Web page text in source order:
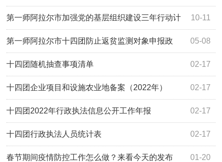
10-11
第一师阿拉尔市加强党的基层组织建设三年行动计
划（2023—2025年） 05-08
第一师阿拉尔市十四团防止返贫监测对象申报政
策“明白纸” 02-17
十四团随机抽查事项清单
02-17
十四团企业项目和设施农业地备案（2022年）
02-17
十四团2022年行政执法信息公开工作年报
02-17
十四团行政执法人员统计表
01-20
春节期间疫情防控工作怎么做？来看今天的发布